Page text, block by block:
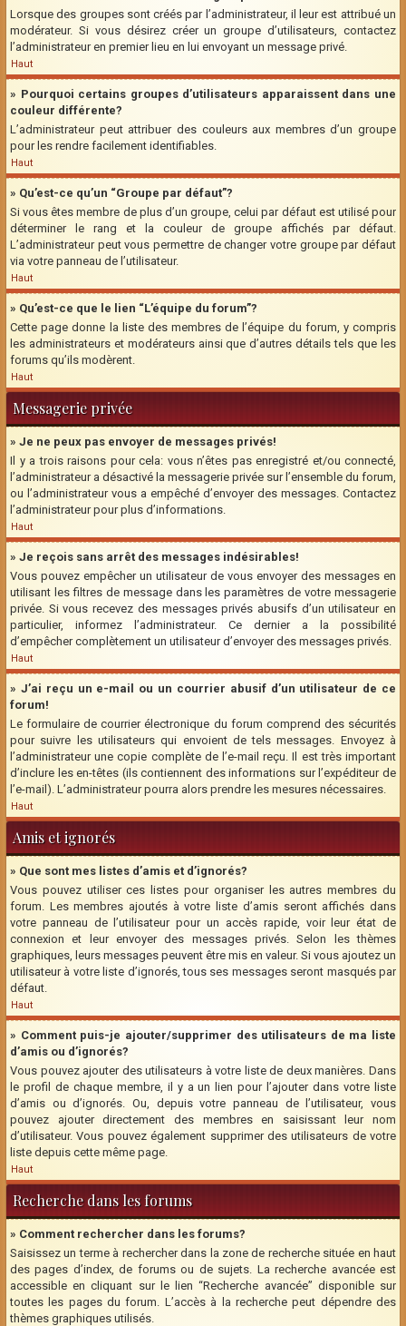
Lorsque des groupes sont créés par l’administrateur, il leur est attribué un
modérateur. Si vous désirez créer un groupe d’utilisateurs, contactez
l’administrateur en premier lieu en lui envoyant un message privé.
Haut
» Pourquoi certains groupes d’utilisateurs apparaissent dans une
couleur différente?
L’administrateur peut attribuer des couleurs aux membres d’un groupe
pour les rendre facilement identifiables.
Haut
» Qu’est-ce qu’un “Groupe par défaut”?
Si vous êtes membre de plus d’un groupe, celui par défaut est utilisé pour
déterminer le rang et la couleur de groupe affichés par défaut.
L’administrateur peut vous permettre de changer votre groupe par défaut
via votre panneau de l’utilisateur.
Haut
» Qu’est-ce que le lien “L’équipe du forum”?
Cette page donne la liste des membres de l’équipe du forum, y compris
les administrateurs et modérateurs ainsi que d’autres détails tels que les
forums qu’ils modèrent.
Haut
Messagerie privée
» Je ne peux pas envoyer de messages privés!
Il y a trois raisons pour cela: vous n’êtes pas enregistré et/ou connecté,
l’administrateur a désactivé la messagerie privée sur l’ensemble du forum,
ou l’administrateur vous a empêché d’envoyer des messages. Contactez
l’administrateur pour plus d’informations.
Haut
» Je reçois sans arrêt des messages indésirables!
Vous pouvez empêcher un utilisateur de vous envoyer des messages en
utilisant les filtres de message dans les paramètres de votre messagerie
privée. Si vous recevez des messages privés abusifs d’un utilisateur en
particulier, informez l’administrateur. Ce dernier a la possibilité
d’empêcher complètement un utilisateur d’envoyer des messages privés.
Haut
» J’ai reçu un e-mail ou un courrier abusif d’un utilisateur de ce
forum!
Le formulaire de courrier électronique du forum comprend des sécurités
pour suivre les utilisateurs qui envoient de tels messages. Envoyez à
l’administrateur une copie complète de l’e-mail reçu. Il est très important
d’inclure les en-têtes (ils contiennent des informations sur l’expéditeur de
l’e-mail). L’administrateur pourra alors prendre les mesures nécessaires.
Haut
Amis et ignorés
» Que sont mes listes d’amis et d’ignorés?
Vous pouvez utiliser ces listes pour organiser les autres membres du
forum. Les membres ajoutés à votre liste d’amis seront affichés dans
votre panneau de l’utilisateur pour un accès rapide, voir leur état de
connexion et leur envoyer des messages privés. Selon les thèmes
graphiques, leurs messages peuvent être mis en valeur. Si vous ajoutez un
utilisateur à votre liste d’ignorés, tous ses messages seront masqués par
défaut.
Haut
» Comment puis-je ajouter/supprimer des utilisateurs de ma liste
d’amis ou d’ignorés?
Vous pouvez ajouter des utilisateurs à votre liste de deux manières. Dans
le profil de chaque membre, il y a un lien pour l’ajouter dans votre liste
d’amis ou d’ignorés. Ou, depuis votre panneau de l’utilisateur, vous
pouvez ajouter directement des membres en saisissant leur nom
d’utilisateur. Vous pouvez également supprimer des utilisateurs de votre
liste depuis cette même page.
Haut
Recherche dans les forums
» Comment rechercher dans les forums?
Saisissez un terme à rechercher dans la zone de recherche située en haut
des pages d’index, de forums ou de sujets. La recherche avancée est
accessible en cliquant sur le lien “Recherche avancée” disponible sur
toutes les pages du forum. L’accès à la recherche peut dépendre des
thèmes graphiques utilisés.